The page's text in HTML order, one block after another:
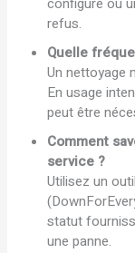
refus.
Quelle
Un nettoyage
En usage
peut être
Comment
service ?
Utilisez un
statut
une panne.